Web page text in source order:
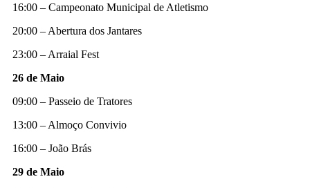
16:00 – Campeonato Municipal de Atletismo
20:00 – Abertura dos Jantares
23:00 – Arraial Fest
26 de Maio
09:00 – Passeio de Tratores
13:00 – Almoço Convivio
16:00 – João Brás
29 de Maio